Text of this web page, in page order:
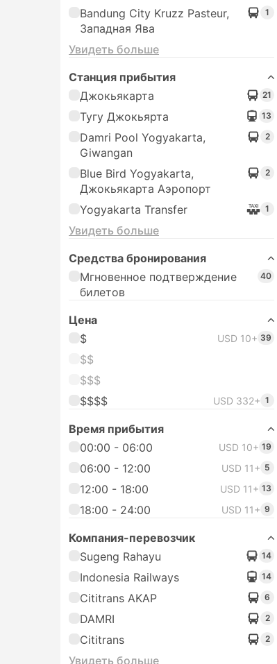
Bandung City Kruzz Pasteur,
Западная Ява
1
Увидеть больше
Станция прибытия
Джокьякарта
21
Тугу Джокьярта 13
Damri Pool Yogyakarta,
Giwangan
2
Blue Bird Yogyakarta,
Джокьякарта Аэропорт
2
Yogyakarta Transfer 1
Увидеть больше
Средства бронирования
Мгновенное подтверждение
билетов
40
Цена
$
USD 10+ 39
$$
$$$
$$$$
USD 332+ 1
Время прибытия
00:00 - 06:00
USD 10+ 19
06:00 - 12:00 USD 11+ 5
12:00 - 18:00 USD 11+ 13
18:00 - 24:00 USD 11+ 9
Компания-перевозчик
Sugeng Rahayu
14
Indonesia Railways 14
Cititrans AKAP 6
DAMRI 2
Cititrans 2
Увидеть больше